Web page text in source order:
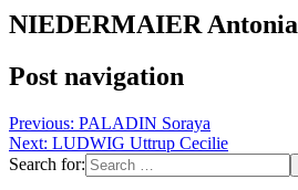
NIEDERMAIER Antonia
Post navigation
Previous: PALADIN Soraya
Next: LUDWIG Uttrup Cecilie
Search for: